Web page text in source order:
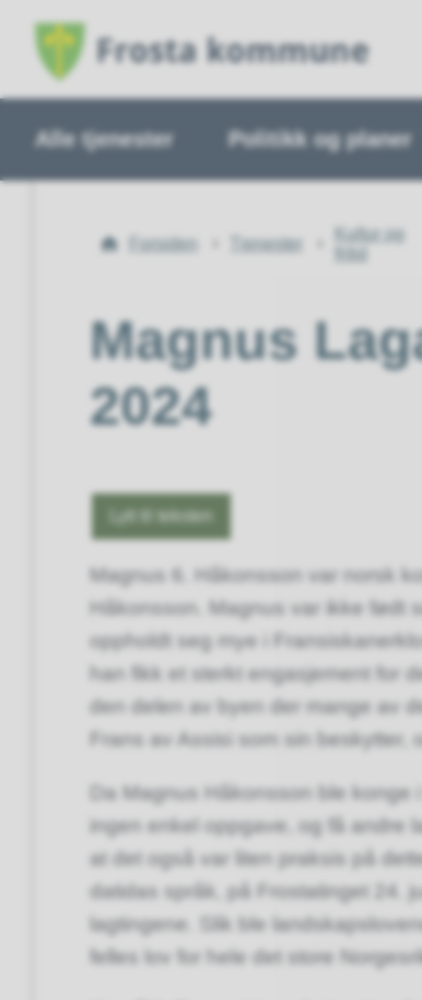
Alle tjenester Politikk og planer
Du
er
Forsiden Tjenester
Kultur og
fritid
Magnus
2024
Lytt til teksten
Magnus 6.
Håkonsson var norsk
Håkonsson. Magnus var ikke født
oppholdt seg mye i
han fikk et sterkt engasjement for
den delen av byen der mange av
Frans av Assisi som sin
Da Magnus Håkonsson ble
ingen enkel oppgave, og få andre
at det også var liten praksis på
datidas språk, på Frostatinget 24.
lagtingene. Slik ble
felles lov for hele det store